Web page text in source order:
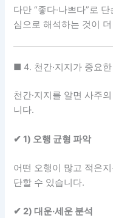
다만 “좋다·나쁘다”로
심으로 해석하는 것이
■ 4. 천간·지지가 중요
천간·지지를 알면 사주
니다.
✔ 1) 오행 균형 파악
어떤 오행이 많고 적은
단할 수 있습니다.
✔ 2) 대운·세운 분석